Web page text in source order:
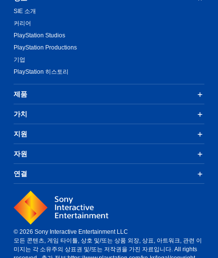
SIE 소개
커리어
PlayStation Studios
PlayStation Productions
기업
PlayStation 히스토리
제품
가치
지원
자원
연결
© 2026 Sony Interactive Entertainment LLC
모든 콘텐츠, 게임 타이틀, 상호 및/또는 상품 외장, 상표, 아트워크, 관련 이
미지는 각 소유주의 상표권 및/또는 저작권을 가진 자료입니다. All rights